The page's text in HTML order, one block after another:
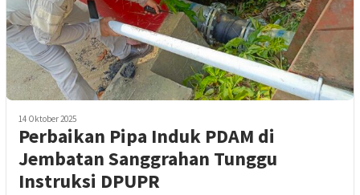
14 Oktober 2025
Perbaikan Pipa Induk PDAM di
Jembatan Sanggrahan Tunggu
Instruksi DPUPR